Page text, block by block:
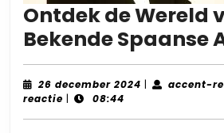
Ontdek de Wereld
Bekende Spaanse
26 december 2024 26
| accent-
reactie | 08:44